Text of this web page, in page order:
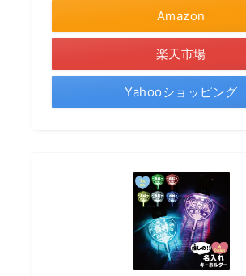
Amazon
楽天市場
Yahooショッピング